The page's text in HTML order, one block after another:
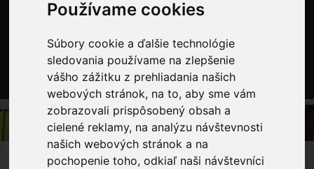
Používame cookies
Súbory cookie a ďalšie technológie
sledovania používame na zlepšenie
vášho zážitku z prehliadania našich
webových stránok, na to, aby sme vám
zobrazovali prispôsobený obsah a
cielené reklamy, na analýzu návštevnosti
našich webových stránok a na
pochopenie toho, odkiaľ naši návštevníci
OBCHOD BYTOVÝ TEXTIL A DEKORÁCIE